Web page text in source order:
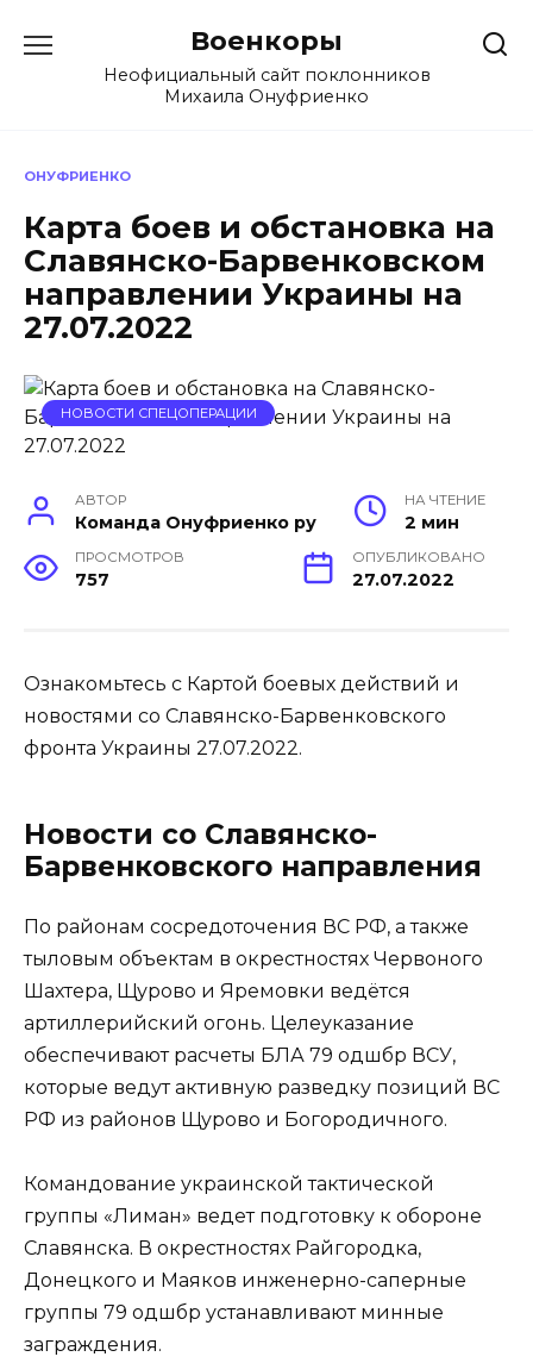
содержанию
Военкоры
Неофициальный сайт поклонников
Михаила Онуфриенко
ОНУФРИЕНКО
Карта боев и обстановка на
Славянско-Барвенковском
направлении Украины на
27.07.2022
НОВОСТИ СПЕЦОПЕРАЦИИ
АВТОР
Команда Онуфриенко ру
НА ЧТЕНИЕ
2 мин
ПРОСМОТРОВ
757
ОПУБЛИКОВАНО
27.07.2022
Ознакомьтесь с Картой боевых действий и
новостями со Славянско-Барвенковского
фронта Украины 27.07.2022.
Новости со Славянско-
Барвенковского направления
По районам сосредоточения ВС РФ, а также
тыловым объектам в окрестностях Червоного
Шахтера, Щурово и Яремовки ведётся
артиллерийский огонь. Целеуказание
обеспечивают расчеты БЛА 79 одшбр ВСУ,
которые ведут активную разведку позиций ВС
РФ из районов Щурово и Богородичного.
Командование украинской тактической
группы «Лиман» ведет подготовку к обороне
Славянска. В окрестностях Райгородка,
Донецкого и Маяков инженерно-саперные
группы 79 одшбр устанавливают минные
заграждения.